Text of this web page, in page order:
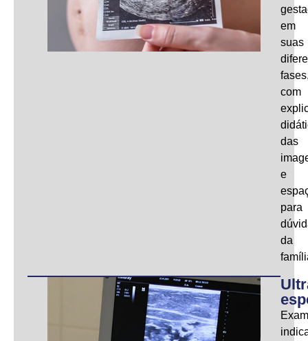
em
suas
com
das
e
para
da